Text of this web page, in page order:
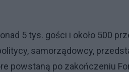
5 tys. gości i około 500
samorządowcy,
powstaną po zakończeniu